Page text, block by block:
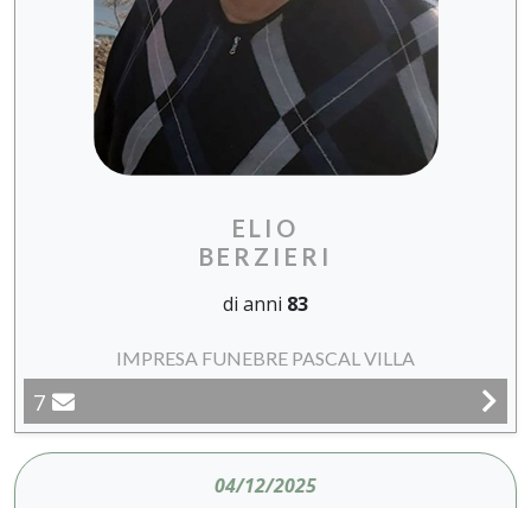
ELIO
BERZIERI
di anni 83
IMPRESA FUNEBRE PASCAL VILLA
7
04/12/2025